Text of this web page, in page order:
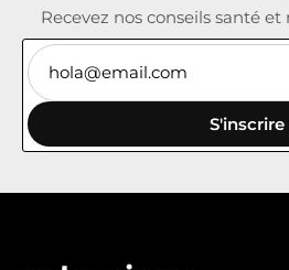
Recevez nos conseils santé et
S'inscrire